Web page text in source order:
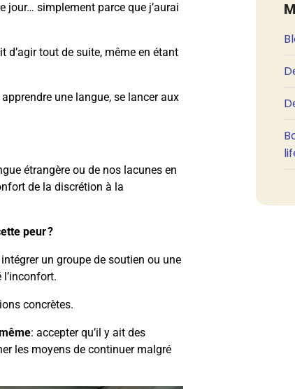
jour… simplement parce que j’aurai
d’agir tout de suite, même en étant
une langue, se lancer aux
étrangère ou de nos lacunes en
de la discrétion à la
peur ?
intégrer un groupe de soutien ou une
concrètes.
: accepter qu’il y ait des
les moyens de continuer malgré